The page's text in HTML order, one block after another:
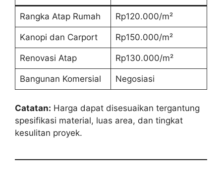
Rangka Atap Rumah Rp120.000/m²
Kanopi dan Carport Rp150.000/m²
Renovasi Atap Rp130.000/m²
Bangunan Komersial Negosiasi
Catatan: Harga dapat disesuaikan tergantung
spesifikasi material, luas area, dan tingkat
kesulitan proyek.